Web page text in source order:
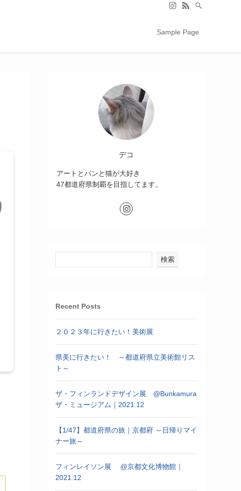
Sample Page
デコ
アートとパンと猫が大好き
47都道府県制覇を目指してます。
検索
Recent Posts
２０２３年に行きたい！美術展
県美に行きたい！ ～都道府県立美術館リス
ト～
ザ・フィンランドデザイン展 @Bunkamura
ザ・ミュージアム｜2021.12
【1/47】都道府県の旅｜京都府 ～日帰りマイ
ナー旅～
フィンレイソン展 @京都文化博物館｜
2021.12